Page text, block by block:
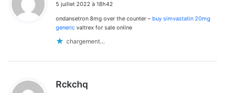
t
:
5 juillet 2022 à 18h42
ondansetron 8mg over the counter – buy simvastatin 20mg
generic valtrex for sale online
chargement…
Rckchq